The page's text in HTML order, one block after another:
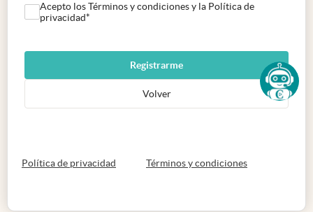
Acepto los Términos y condiciones y la Política de
privacidad*
Registrarme
Volver
Política de privacidad abre en nueva pestaña
Términos y condicionesabre en nueva